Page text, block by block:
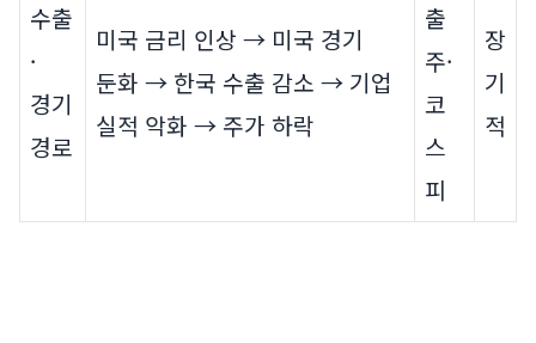
수출
·
경기
경로
미국 금리 인상 → 미국 경기
둔화 → 한국 수출 감소 → 기업
실적 악화 → 주가 하락
출
주·
코
스
피
장
기
적